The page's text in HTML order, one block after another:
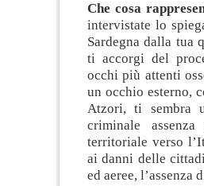
Che cosa
intervistate lo
Sardegna dalla tua
ti accorgi del
occhi più attenti
un occhio esterno,
Atzori, ti sembra
criminale
territoriale verso
ai danni delle
ed aeree, l’assenza